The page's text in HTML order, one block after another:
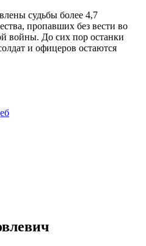
судьбы более 4,7
, пропавших без вести во
войны. До сих пор останки
и офицеров остаются